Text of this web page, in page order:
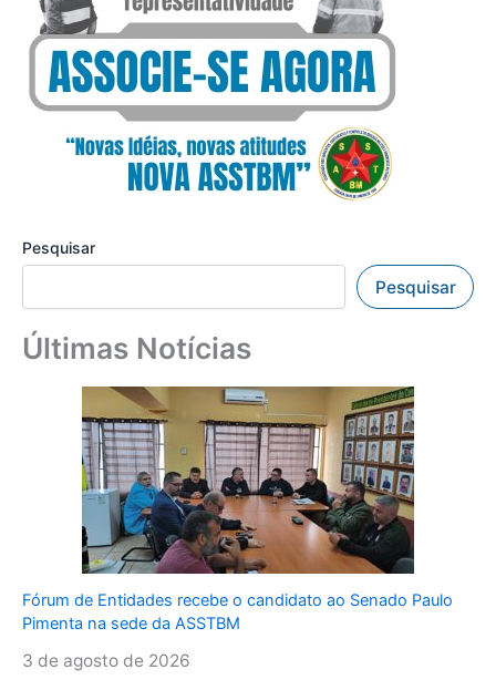
Pesquisar
Pesquisar
Últimas Notícias
Fórum de Entidades recebe o candidato ao Senado Paulo
Pimenta na sede da ASSTBM
3 de agosto de 2026